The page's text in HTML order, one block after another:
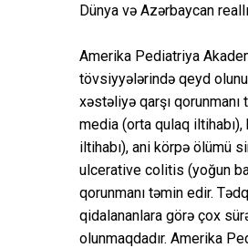
Dünya və Azərbaycan
Amerika Pediatriya
tövsiyyələrində qeyd
xəstəliyə qarşı
media (orta qulaq
iltihabı), ani körpə ölümü
ulcerative colitis (yoğun
qorunmanı təmin edir.
qidalananlara görə çox
olunmaqdadır. Amerika